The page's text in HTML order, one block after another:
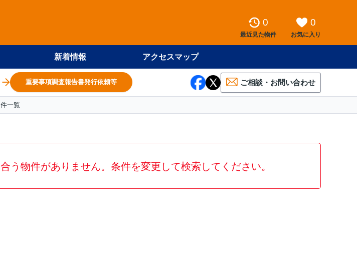
0
最近見た物件
0
お気に入り
新着情報 アクセスマップ
重要事項調査報告書発行依頼等 ご相談・お問い合わせ
一覧
う物件がありません。条件を変更して検索してください。